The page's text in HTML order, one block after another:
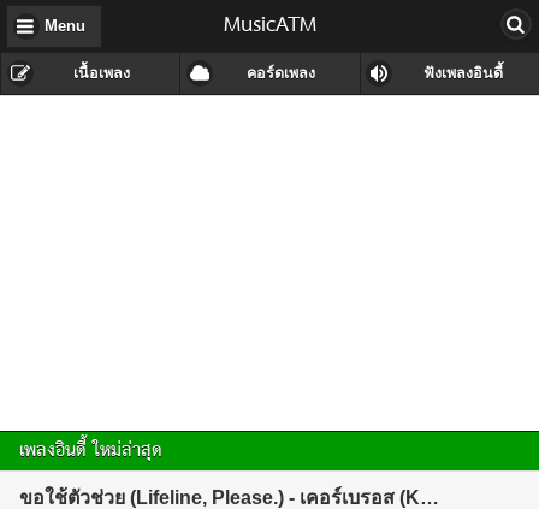
Menu MusicATM
เนื้อเพลง คอร์ดเพลง ฟังเพลงอินดี้
เพลงอินดี้ ใหม่ล่าสุด
ขอใช้ตัวช่วย (Lifeline, Please.) - เคอร์เบรอส (KerBeRos)